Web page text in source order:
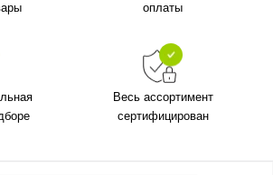
оплаты
Весь ассортимент
сертифицирован